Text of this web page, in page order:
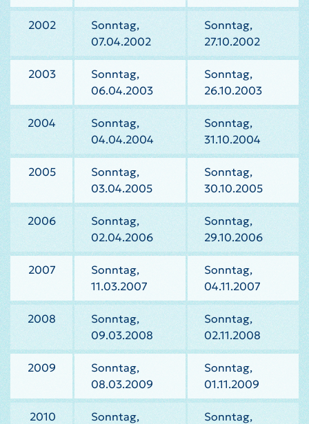
2002
Sonntag,
07.04.2002
Sonntag,
27.10.2002
2003
Sonntag,
06.04.2003
Sonntag,
26.10.2003
2004
Sonntag,
04.04.2004
Sonntag,
31.10.2004
2005
Sonntag,
03.04.2005
Sonntag,
30.10.2005
2006
Sonntag,
02.04.2006
Sonntag,
29.10.2006
2007
Sonntag,
11.03.2007
Sonntag,
04.11.2007
2008
Sonntag,
09.03.2008
Sonntag,
02.11.2008
2009
Sonntag,
08.03.2009
Sonntag,
01.11.2009
2010
Sonntag,
Sonntag,